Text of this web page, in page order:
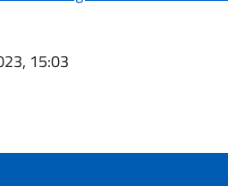
15:03